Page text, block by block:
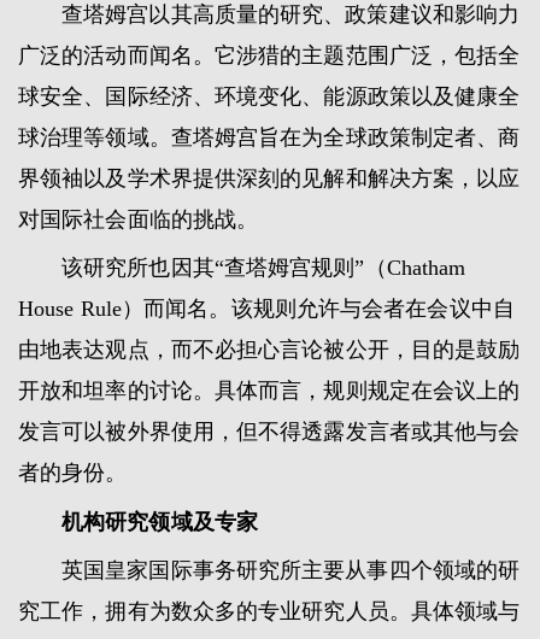
查塔姆宫以其高质量的研究、政策建议和影响力
广泛的活动而闻名。它涉猎的主题范围广泛，包括全
球安全、国际经济、环境变化、能源政策以及健康全
球治理等领域。查塔姆宫旨在为全球政策制定者、商
界领袖以及学术界提供深刻的见解和解决方案，以应
对国际社会面临的挑战。
该研究所也因其“查塔姆宫规则”（Chatham
House Rule）而闻名。该规则允许与会者在会议中自
由地表达观点，而不必担心言论被公开，目的是鼓励
开放和坦率的讨论。具体而言，规则规定在会议上的
发言可以被外界使用，但不得透露发言者或其他与会
者的身份。
机构研究领域及专家
英国皇家国际事务研究所主要从事四个领域的研
究工作，拥有为数众多的专业研究人员。具体领域与